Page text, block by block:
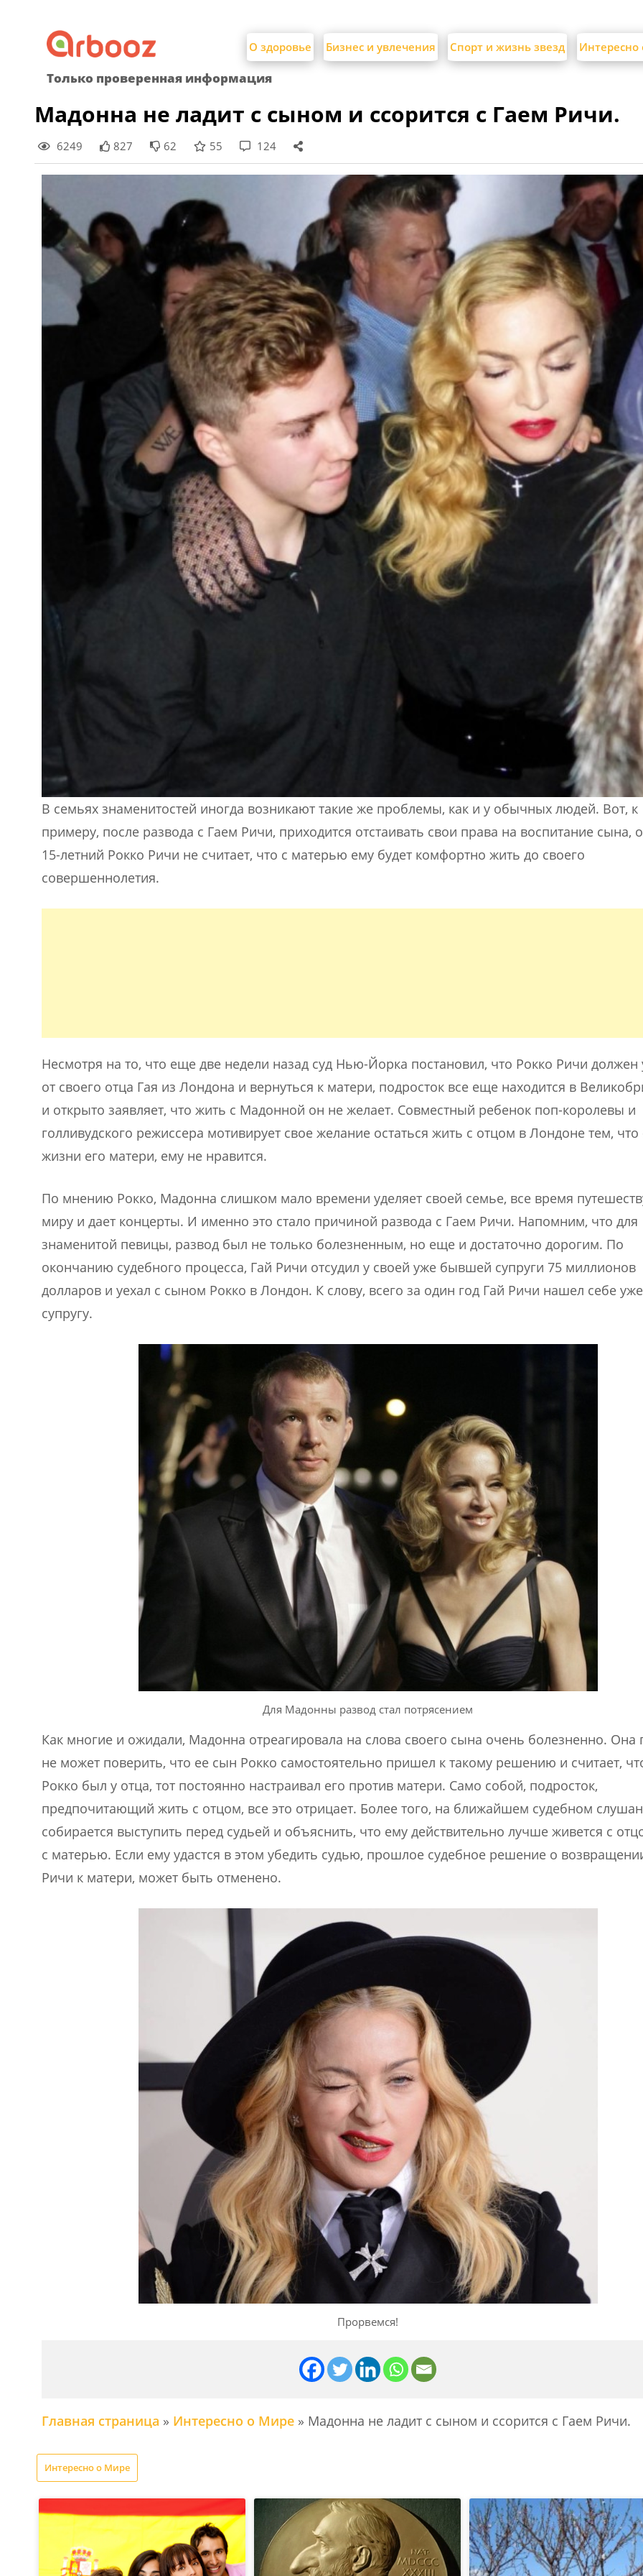
content
О здоровье Бизнес и увлечения Спорт и жизнь звезд
Только проверенная информация
Мадонна не ладит с сыном и ссорится с Гаем Ричи.
6249 827 62 55 124
В семьях знаменитостей иногда возникают такие же проблемы, как и у обычных людей. Вот, к
примеру, после развода с Гаем Ричи, приходится отстаивать свои права на воспитание сына,
15-летний Рокко Ричи не считает, что с матерью ему будет комфортно жить до своего
совершеннолетия.
Несмотря на то, что еще две недели назад суд Нью-Йорка постановил, что Рокко Ричи должен
от своего отца Гая из Лондона и вернуться к матери, подросток все еще находится в
и открыто заявляет, что жить с Мадонной он не желает. Совместный ребенок поп-королевы и
голливудского режиссера мотивирует свое желание остаться жить с отцом в Лондоне тем, что
жизни его матери, ему не нравится.
По мнению Рокко, Мадонна слишком мало времени уделяет своей семье, все время
миру и дает концерты. И именно это стало причиной развода с Гаем Ричи. Напомним, что для
знаменитой певицы, развод был не только болезненным, но еще и достаточно дорогим. По
окончанию судебного процесса, Гай Ричи отсудил у своей уже бывшей супруги 75 миллионов
долларов и уехал с сыном Рокко в Лондон. К слову, всего за один год Гай Ричи нашел себе
супругу.
Для Мадонны развод стал потрясением
Как многие и ожидали, Мадонна отреагировала на слова своего сына очень болезненно. Она
не может поверить, что ее сын Рокко самостоятельно пришел к такому решению и считает,
Рокко был у отца, тот постоянно настраивал его против матери. Само собой, подросток,
предпочитающий жить с отцом, все это отрицает. Более того, на ближайшем судебном
собирается выступить перед судьей и объяснить, что ему действительно лучше живется с
с матерью. Если ему удастся в этом убедить судью, прошлое судебное решение о
Ричи к матери, может быть отменено.
Прорвемся!
Главная страница » Интересно о Мире» Мадонна не ладит с сыном и ссорится с Гаем Ричи.
Интересно о Мире